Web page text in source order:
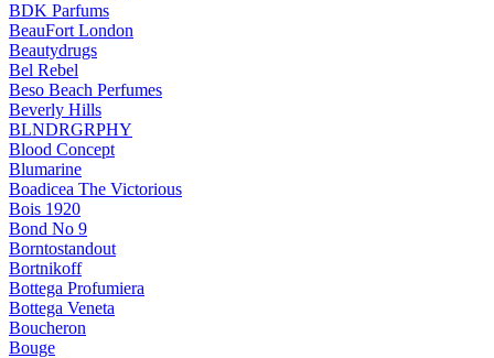
BDK Parfums
BeauFort London
Beautydrugs
Bel Rebel
Beso Beach Perfumes
Beverly Hills
BLNDRGRPHY
Blood Concept
Blumarine
Boadicea The Victorious
Bois 1920
Bond No 9
Borntostandout
Bortnikoff
Bottega Profumiera
Bottega Veneta
Boucheron
Bouge